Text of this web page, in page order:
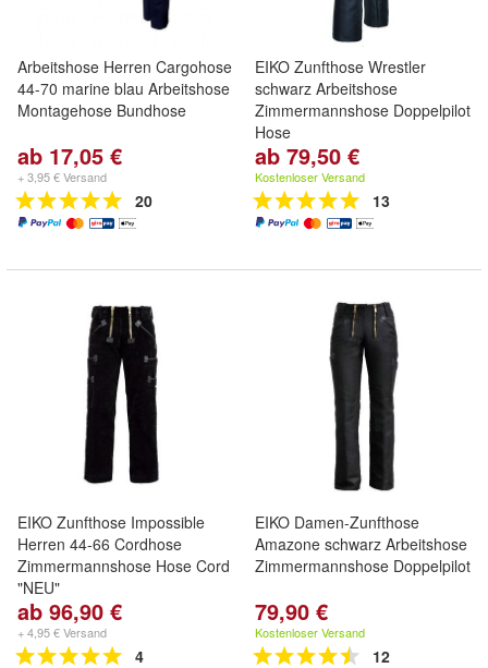
Arbeitshose Herren Cargohose
44-70 marine blau Arbeitshose
Montagehose Bundhose
ab 17,05 €
+ 3,95 € Versand
20
EIKO Zunfthose Wrestler
schwarz Arbeitshose
Zimmermannshose Doppelpilot
Hose
ab 79,50 €
Kostenloser Versand
13
EIKO Zunfthose Impossible
Herren 44-66 Cordhose
Zimmermannshose Hose Cord
"NEU"
ab 96,90 €
+ 4,95 € Versand
4
EIKO Damen-Zunfthose
Amazone schwarz Arbeitshose
Zimmermannshose Doppelpilot
79,90 €
Kostenloser Versand
12